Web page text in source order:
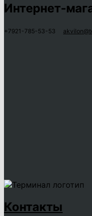
Интернет-
+7921-785-53-53
Контакты